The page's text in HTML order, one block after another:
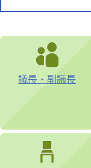
議長・副議長